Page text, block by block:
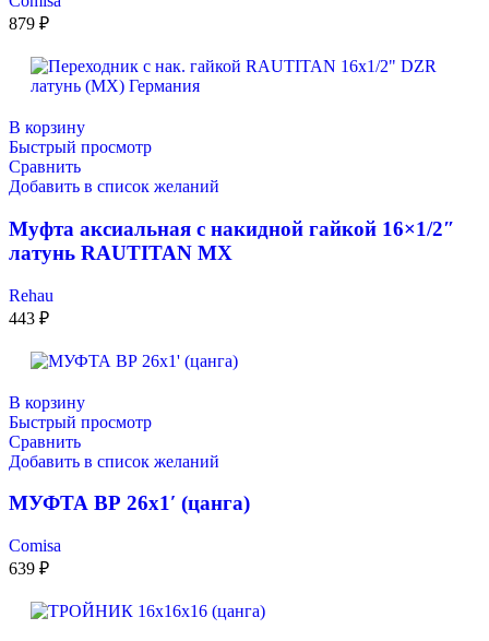
879 ₽
В корзину
Быстрый просмотр
Сравнить
Добавить в список желаний
Муфта аксиальная с накидной гайкой 16×1/2″
латунь RAUTITAN MX
Rehau
443 ₽
В корзину
Быстрый просмотр
Сравнить
Добавить в список желаний
МУФТА ВР 26х1′ (цанга)
Comisa
639 ₽